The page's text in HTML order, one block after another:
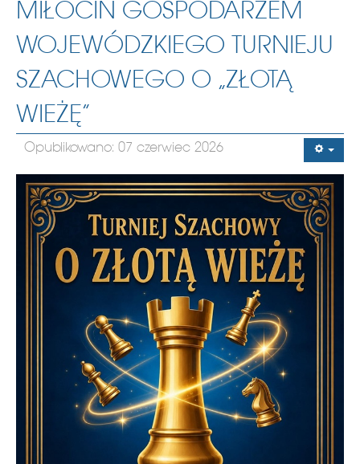
MIŁOCIN GOSPODARZEM
WOJEWÓDZKIEGO TURNIEJU
SZACHOWEGO O „ZŁOTĄ
WIEŻĘ”
Opublikowano: 07 czerwiec 2026